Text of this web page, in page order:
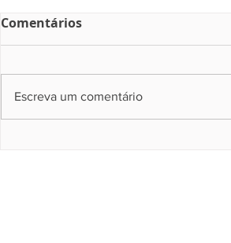
Comentários
Escreva um comentário